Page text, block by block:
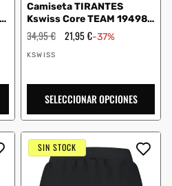
Camiseta TIRANTES
Kswiss Core TEAM 194989
MUJER Azul marino
Precio
habitual
34,95 € Precio
de
21,95 €-37%
Proveedor:
KSWISS
SELECCIONAR OPCIONES
SIN STOCK